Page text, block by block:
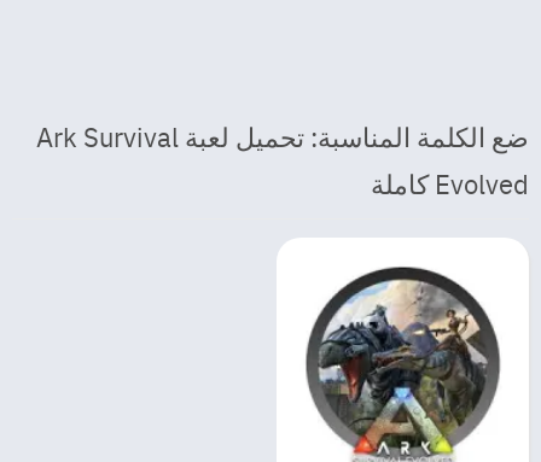
ضع الكلمة المناسبة: تحميل لعبة Ark Survival
Evolved كاملة